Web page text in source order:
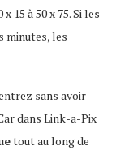
15 à 50 x 75. Si les
minutes, les
sans avoir
dans Link-a-Pix
tout au long de